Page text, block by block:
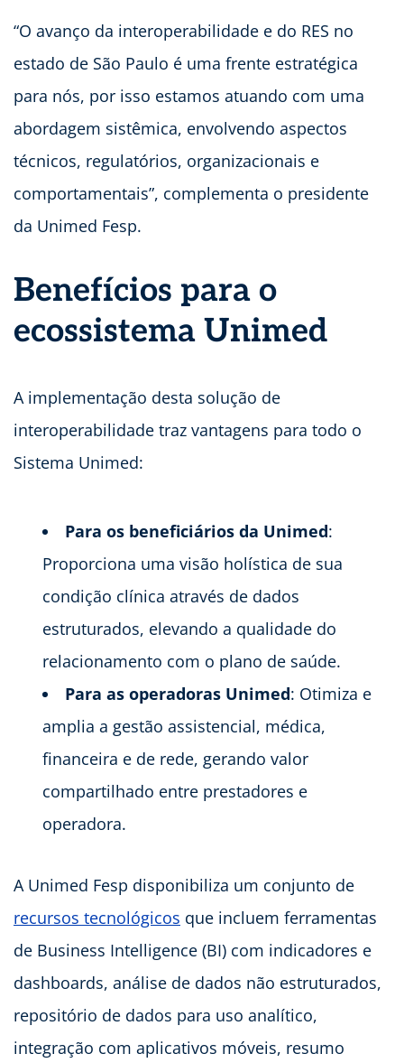
“O avanço da interoperabilidade e do RES no
estado de São Paulo é uma frente estratégica
para nós, por isso estamos atuando com uma
abordagem sistêmica, envolvendo aspectos
técnicos, regulatórios, organizacionais e
comportamentais”, complementa o presidente
da Unimed Fesp.
Benefícios para o
ecossistema Unimed
A implementação desta solução de
interoperabilidade traz vantagens para todo o
Sistema Unimed:
Para os beneficiários da Unimed:
Proporciona uma visão holística de sua
condição clínica através de dados
estruturados, elevando a qualidade do
relacionamento com o plano de saúde.
Para as operadoras Unimed: Otimiza e
amplia a gestão assistencial, médica,
financeira e de rede, gerando valor
compartilhado entre prestadores e
operadora.
A Unimed Fesp disponibiliza um conjunto de
recursos tecnológicos que incluem ferramentas
de Business Intelligence (BI) com indicadores e
dashboards, análise de dados não estruturados,
repositório de dados para uso analítico,
integração com aplicativos móveis, resumo